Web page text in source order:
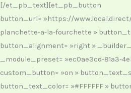
[/et_pb_text][et_pb_button
button_url= »https://
planchette-a-la-fourchette »
button_alignment= »right »
_module_preset= »ec0ae3cd-81a3-
custom_button= »on »
button_text_color= »#FFFFFF »